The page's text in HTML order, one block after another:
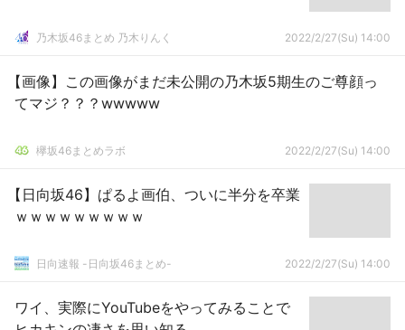
乃木坂46まとめ 乃木りんく 2022/2/27(Su) 14:00
【画像】この画像がまだ未公開の乃木坂5期生のご尊顔っ
てマジ？？？wwwww
欅坂46まとめラボ 2022/2/27(Su) 14:00
【日向坂46】ぱるよ画伯、ついに半分を卒業
ｗｗｗｗｗｗｗｗｗ
日向速報 -日向坂46まとめ- 2022/2/27(Su) 14:00
ワイ、実際にYouTubeをやってみることで